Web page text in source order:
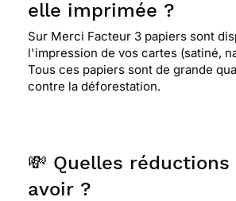
elle imprimée ?
Sur Merci Facteur 3 papiers sont
l'impression de vos cartes (satiné,
Tous ces papiers sont de grande
contre la déforestation.
💸 Quelles
avoir ?